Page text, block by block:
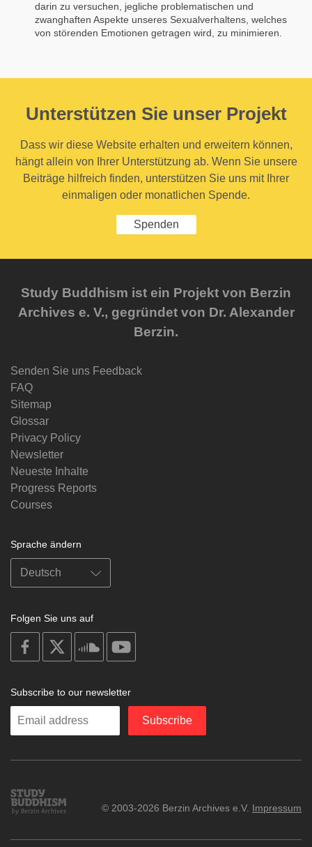
darin zu versuchen, jegliche problematischen und
zwanghaften Aspekte unseres Sexualverhaltens, welches
von störenden Emotionen getragen wird, zu minimieren.
Unterstützen Sie unser Projekt
Dass wir diese Website erhalten und erweitern können,
hängt allein von Ihrer Unterstützung ab. Wenn Sie unsere
Beiträge hilfreich finden, unterstützen Sie uns mit Ihrer
einmaligen oder monatlichen Spende.
Spenden
Study Buddhism ist ein Projekt von Berzin
Archives e. V., gegründet von Dr. Alexander
Berzin.
Senden Sie uns Feedback
FAQ
Sitemap
Glossar
Privacy Policy
Newsletter
Neueste Inhalte
Progress Reports
Courses
Sprache ändern
Folgen Sie uns auf
on
facebook
soundcloud
Subscribe to our newsletter
Enter
Subscribe
Study
Buddhism
© 2003-2026 Berzin Archives e.V. Impressum